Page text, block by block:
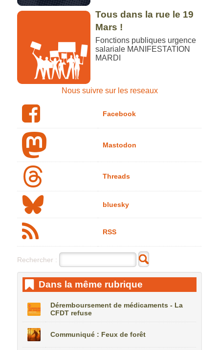
Tous dans la rue le 19
Mars !
Fonctions publiques urgence
salariale MANIFESTATION
MARDI
Nous suivre sur les reseaux
Facebook
Mastodon
Threads
bluesky
RSS
Rechercher :
Dans la même rubrique
Déremboursement de médicaments - La
CFDT refuse
Communiqué : Feux de forêt